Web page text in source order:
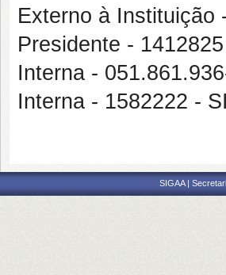
Externo à Instituição
Presidente -
Interna -
Interna - 1582222 -
SIGAA |